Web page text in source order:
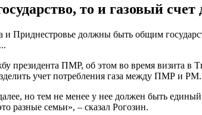
то и газовый
Приднестровье должны быть общим
президента ПМР, об этом во время визита в
учет потребления газа между ПМР и РМ.
далее, но тем не менее у нее должен быть
разные семьи», – сказал Рогозин.